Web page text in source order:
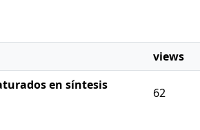
views
en síntesis
62